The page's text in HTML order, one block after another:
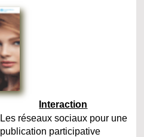
Interaction
Les réseaux sociaux pour une
publication participative